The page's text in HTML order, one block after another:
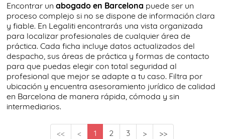
Encontrar un abogado en Barcelona puede ser un
proceso complejo si no se dispone de información clara
y fiable. En Legaliti encontrarás una vista organizada
para localizar profesionales de cualquier área de
práctica. Cada ficha incluye datos actualizados del
despacho, sus áreas de práctica y formas de contacto
para que puedas elegir con total seguridad al
profesional que mejor se adapte a tu caso. Filtra por
ubicación y encuentra asesoramiento jurídico de calidad
en Barcelona de manera rápida, cómoda y sin
intermediarios.
<< < 1 2 3 > >>